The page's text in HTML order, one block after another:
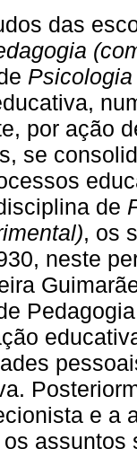
das
por ação
se
de
, os
neste
e a